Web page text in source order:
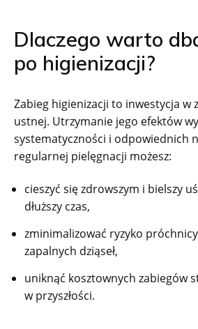
Dlaczego warto
po higienizacji?
Zabieg higienizacji to inwestycja w
ustnej. Utrzymanie jego efektów
systematyczności i odpowiednich
regularnej pielęgnacji możesz:
cieszyć się zdrowszym i bielszy
dłuższy czas,
zminimalizować ryzyko
zapalnych dziąseł,
uniknąć kosztownych zabiegów
w przyszłości.